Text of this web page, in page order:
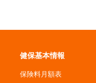
健保基本情報
保険料月額表